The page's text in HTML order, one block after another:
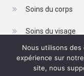
Soins du corps
Soins du visage
Nous utilisons des
expérience sur
site, nous